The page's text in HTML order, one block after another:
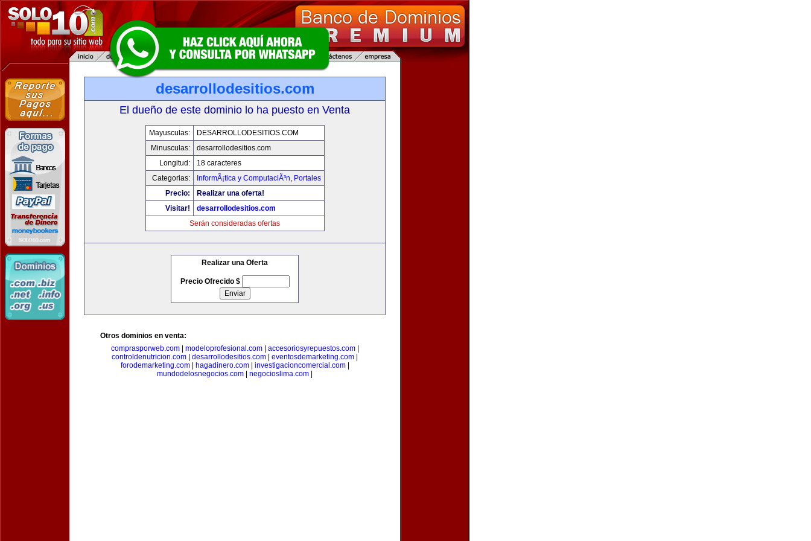
desarrollodesitios.com
El dueño de este dominio lo ha puesto en Venta
Mayusculas:
DESARROLLODESITIOS.COM
Minusculas:
desarrollodesitios.com
Longitud:
18 caracteres
Categorias:
InformÃ¡tica y ComputaciÃ³n, Portales
Precio:
Realizar una oferta!
Visitar!
desarrollodesitios.com
Serán consideradas ofertas
Realizar una Oferta
Precio Ofrecido $
Otros dominios en venta:
comprasporweb.com| modeloprofesional.com| accesoriosyrepuestos.com|
controldenutricion.com
desarrollodesitios.com eventosdemarketing.com
forodemarketing.com| hagadinero.com| investigacioncomercial.com|
mundodelosnegocios.com
negocioslima.com